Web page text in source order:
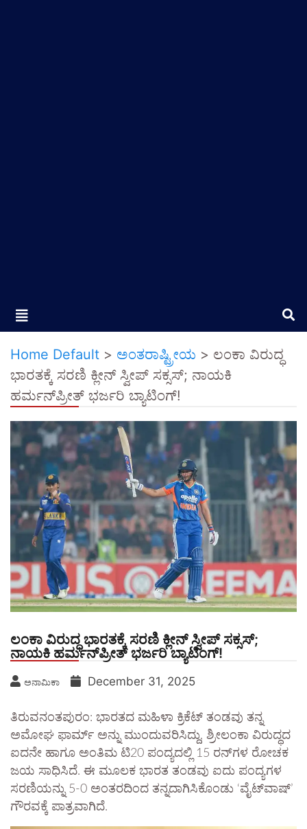
Home Default > ಅಂತರಾಷ್ಟ್ರೀಯ > ಲಂಕಾ ವಿರುದ್ಧ
ಭಾರತಕ್ಕೆ ಸರಣಿ ಕ್ಲೀನ್ ಸ್ವೀಪ್ ಸಕ್ಸಸ್; ನಾಯಕಿ
ಹರ್ಮನ್‌ಪ್ರೀತ್ ಭರ್ಜರಿ ಬ್ಯಾಟಿಂಗ್!
ಲಂಕಾ ವಿರುದ್ಧ ಭಾರತಕ್ಕೆ ಸರಣಿ ಕ್ಲೀನ್ ಸ್ವೀಪ್ ಸಕ್ಸಸ್;
ನಾಯಕಿ ಹರ್ಮನ್‌ಪ್ರೀತ್ ಭರ್ಜರಿ ಬ್ಯಾಟಿಂಗ್!
ಅನಾಮಿಕಾ December 31, 2025
ತಿರುವನಂತಪುರಂ: ಭಾರತದ ಮಹಿಳಾ ಕ್ರಿಕೆಟ್ ತಂಡವು ತನ್ನ
ಅಮೋಘ ಫಾರ್ಮ್ ಅನ್ನು ಮುಂದುವರಿಸಿದ್ದು, ಶ್ರೀಲಂಕಾ ವಿರುದ್ಧದ
ಐದನೇ ಹಾಗೂ ಅಂತಿಮ ಟಿ20 ಪಂದ್ಯದಲ್ಲಿ 15 ರನ್‌ಗಳ ರೋಚಕ
ಜಯ ಸಾಧಿಸಿದೆ. ಈ ಮೂಲಕ ಭಾರತ ತಂಡವು ಐದು ಪಂದ್ಯಗಳ
ಸರಣಿಯನ್ನು 5-0 ಅಂತರದಿಂದ ತನ್ನದಾಗಿಸಿಕೊಂಡು ‘ವೈಟ್‌ವಾಷ್‌’
ಗೌರವಕ್ಕೆ ಪಾತ್ರವಾಗಿದೆ.